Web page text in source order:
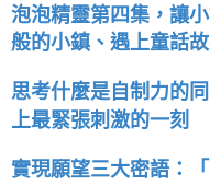
泡泡精靈第四集，讓
般的小鎮、遇上童話
思考什麼是自制力的
上最緊張刺激的一刻
實現願望三大密語：